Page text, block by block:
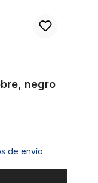
negro
de envío